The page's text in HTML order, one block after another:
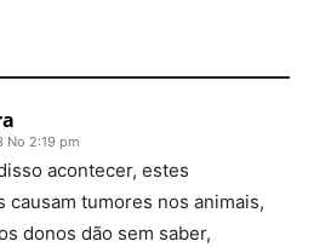
No 2:19 pm
acontecer, estes
causam tumores nos animais,
donos dão sem saber,